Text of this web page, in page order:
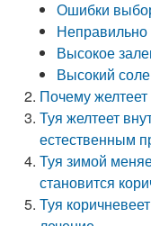
Ошибки
Неправильно
Высокое
Высокий
Почему
Туя желтеет
естественным
Туя зимой
становится
Туя